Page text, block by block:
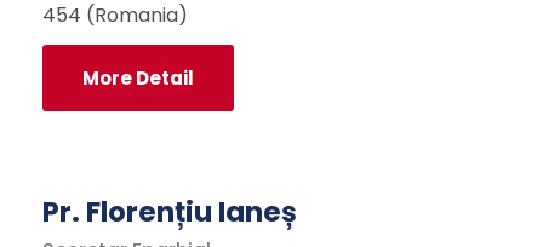
454 (Romania)
More Detail
Pr. Florențiu Ianeș